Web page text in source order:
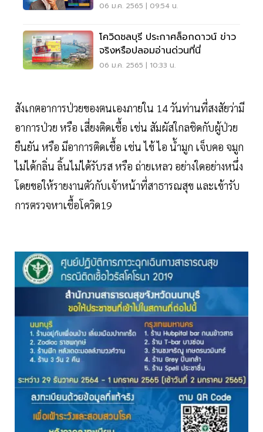
06 ม.ค. 2565 | 09:54 น.
โควิดชลบุรี ประกาศล็อกดาวน์ ข่าว
จริงหรือปลอมอ่านด่วนที่นี่
06 ม.ค. 2565 | 10:33 น.
สังเกตอาการป่วยของตนเองภายใน 14 วันท่านที่สงสัยว่ามี
อาการป่วย หรือ เสี่ยงติดเชื้อ เช่น สัมผัสใกลชิดกับผู้ป่วย
ยืนยัน หรือ มีอาการติดเชื้อ เช่น ไข้ ไอ น้ำมูก เจ็บคอ จมูก
ไม่ได้กลิ่น ลิ้นไม่ได้รับรส หรือ ถ่ายเหลว อย่างใดอย่างหนึ่ง
โดยขอให้รายงานตัวกับเจ้าหน้าที่สาธารณสุข และเข้ารับ
การตรวจหาเชื้อโควิด19